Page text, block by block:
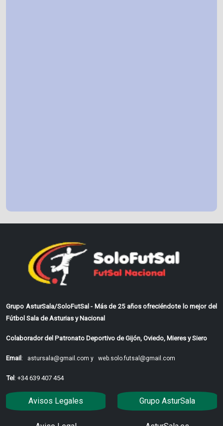
Grupo AsturSala/SoloFutSal - Más de 25 años ofreciéndote lo mejor del
Fútbol Sala de Asturias y Nacional
Colaborador del Patronato Deportivo de Gijón, Oviedo, Mieres y Siero
Email: astursala@gmail.com y web.solo.futsal@gmail.com
Tel: +34 639 407 454
Avisos Legales Grupo AsturSala